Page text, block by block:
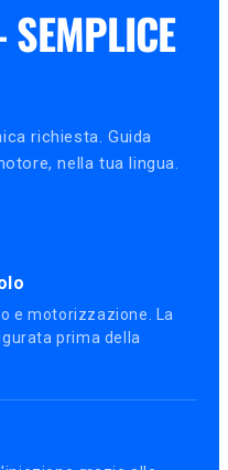
richiesta. Guida
nella tua lingua.
e motorizzazione. La
prima della